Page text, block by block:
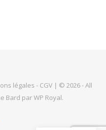
légales - CGV | © 2026 - All
Bard parWP Royal.